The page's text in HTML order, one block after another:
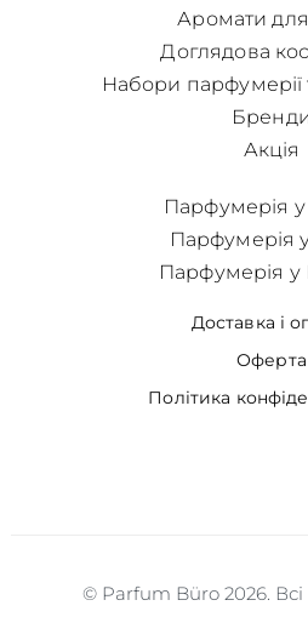
Аромати
Доглядова
Набори парфумерії
Акція
Доставка і
Оферта
Політика
Парфумерія у
Парфумерія
Парфумерія у
© Parfum Büro 2026.